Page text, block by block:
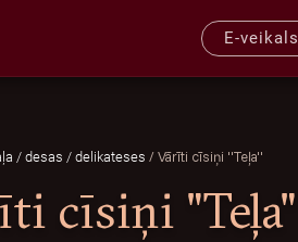
E-veikals
/ desas / delikateses /Vārīti cīsiņi "Teļa"
cīsiņi "Teļa"